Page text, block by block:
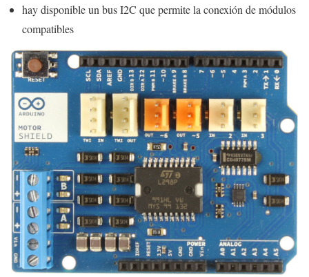
hay disponible un bus I2C que permite la conexión de módulos
compatibles